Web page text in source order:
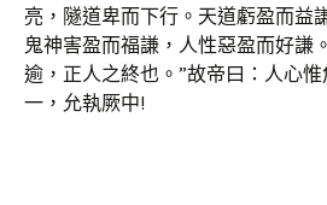
亮，隧道卑而下行。天道虧盈而益
鬼神害盈而福謙，人性惡盈而好謙
逾，正人之終也。”故帝曰：人心
一，允執厥中!